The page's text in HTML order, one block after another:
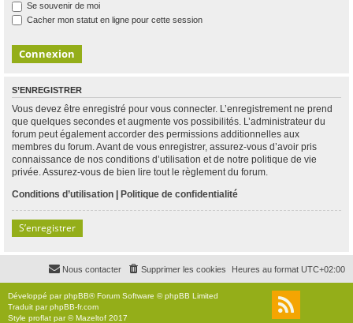
Se souvenir de moi
Cacher mon statut en ligne pour cette session
S’ENREGISTRER
Vous devez être enregistré pour vous connecter. L’enregistrement ne prend
que quelques secondes et augmente vos possibilités. L’administrateur du
forum peut également accorder des permissions additionnelles aux
membres du forum. Avant de vous enregistrer, assurez-vous d’avoir pris
connaissance de nos conditions d’utilisation et de notre politique de vie
privée. Assurez-vous de bien lire tout le règlement du forum.
Conditions d’utilisation | Politique de confidentialité
S’enregistrer
Heures au format UTC+02:00
Supprimer les cookies
Nous contacter
Développé parphpBB® Forum Software © phpBB Limited
Traduit parphpBB-fr.com
Style proflat par ©Mazeltof 2017